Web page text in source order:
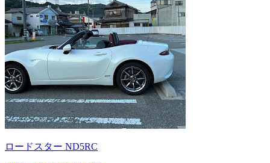
ロードスター ND5RC